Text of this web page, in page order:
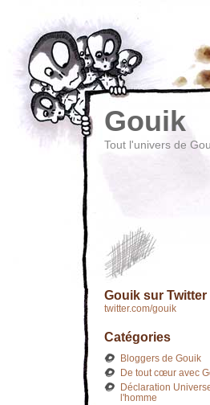
Gouik
Tout l'univers de
Gouik sur Twitter
twitter.com/gouik
Catégories
Bloggers de Gouik
De tout cœur avec
Déclaration
l'homme